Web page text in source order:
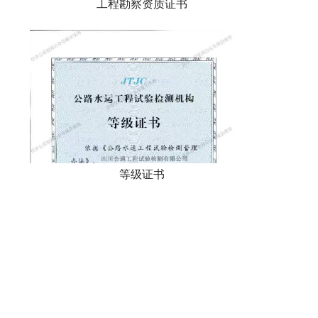
工程勘察资质证书
等级证书